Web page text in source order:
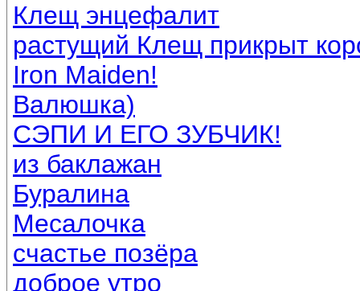
Клещ энцефалит
растущий Клещ прикрыт
Iron Maiden!
Валюшка)
СЭПИ И ЕГО ЗУБЧИК!
из баклажан
Буралина
Месалочка
счастье позёра
доброе утро